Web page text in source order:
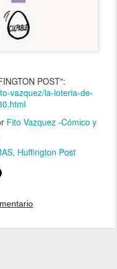
POST":
vazquez/la-loteria-de-
Fito Vazquez -Cómico y
Huffington Post